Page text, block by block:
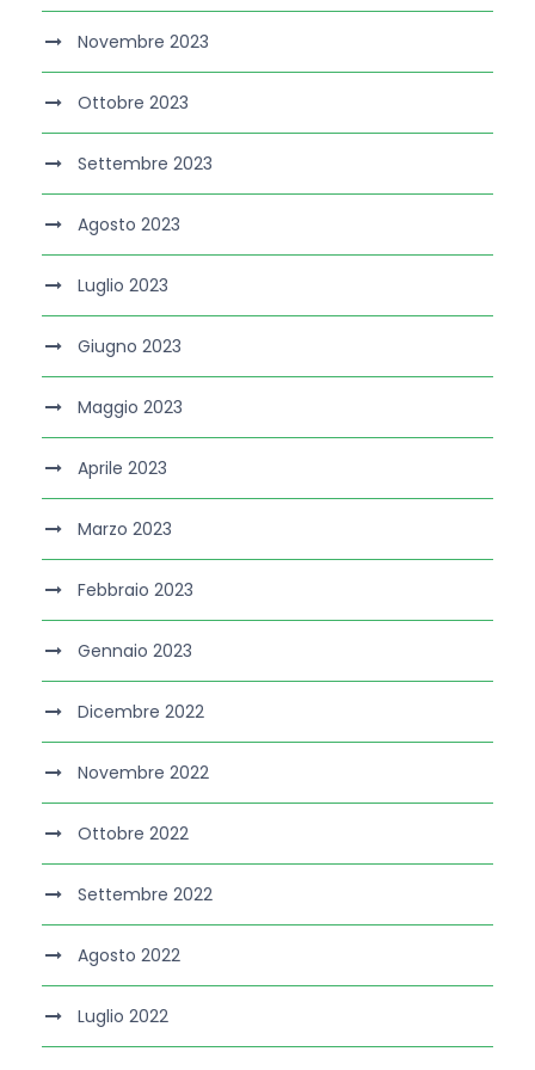
Novembre 2023
Ottobre 2023
Settembre 2023
Agosto 2023
Luglio 2023
Giugno 2023
Maggio 2023
Aprile 2023
Marzo 2023
Febbraio 2023
Gennaio 2023
Dicembre 2022
Novembre 2022
Ottobre 2022
Settembre 2022
Agosto 2022
Luglio 2022